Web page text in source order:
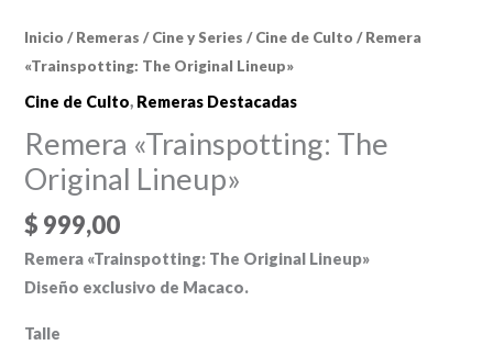
Inicio /Remeras /Cine y Series /Cine de Culto / Remera
«Trainspotting: The Original Lineup»
Cine de Culto, Remeras Destacadas
Remera «Trainspotting: The
Original Lineup»
$ 999,00
Remera «Trainspotting: The Original Lineup»
Diseño exclusivo de Macaco.
Talle